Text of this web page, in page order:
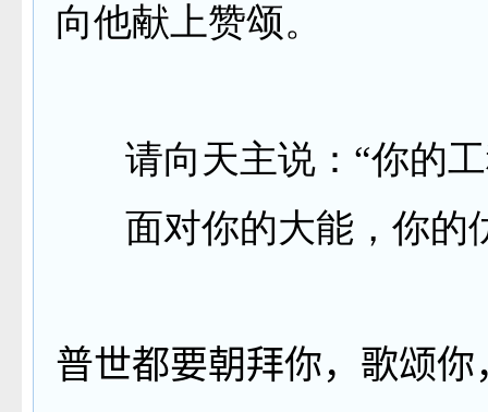
向他献上赞颂。
请向天主说：“你的
面对你的大能，你的
普世都要朝拜你，歌颂你